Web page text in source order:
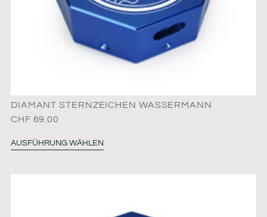
DIAMANT STERNZEICHEN WASSERMANN
CHF 69.00
AUSFÜHRUNG WÄHLEN